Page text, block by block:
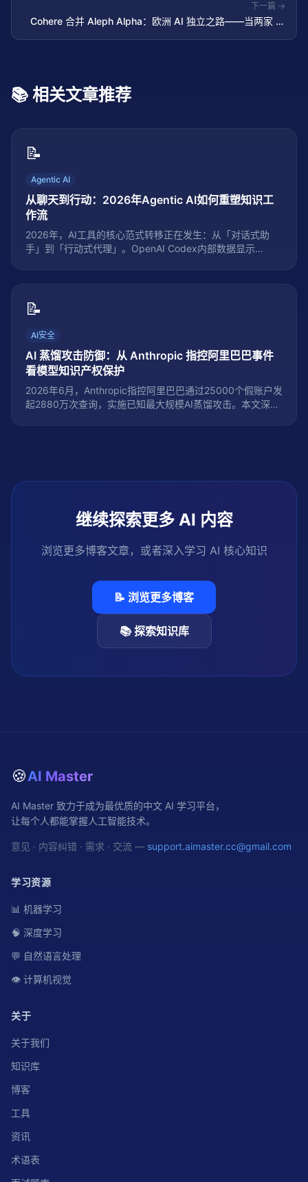
下一篇 →
Cohere 合并 Aleph Alpha：欧洲 AI 独立之路——当两家 AI
📚 相关文章推荐
📝
Agentic AI
从聊天到行动：2026年Agentic AI如何重塑知识工
作流
2026年，AI工具的核心范式转移正在发生：从「对话式助
手」到「行动式代理」。OpenAI Codex内部数据显示
拆解Agentic AI如何从「回答问题」进化为「完成任务」，
给出知识工作者的选型框架与行动指南。
📝
AI安全
AI 蒸馏攻击防御：从 Anthropic 指控阿里巴巴事件
看模型知识产权保护
2026年6月，Anthropic指控阿里巴巴通过25000个假账户发
起2880万次查询，实施已知最大规模AI蒸馏攻击。本文深度
继续探索更多 AI 内容
浏览更多博客文章，或者深入学习 AI 核心知识
📝 浏览更多博客
📚 探索知识库
🍪AI Master
AI Master 致力于成为最优质的中文 AI 学习平台，
让每个人都能掌握人工智能技术。
意见 · 内容纠错 · 需求 · 交流 — support.aimaster.cc@gmail.com
学习资源
📊 机器学习
🧠 深度学习
💬 自然语言处理
👁️ 计算机视觉
关于
关于我们
知识库
博客
工具
资讯
术语表